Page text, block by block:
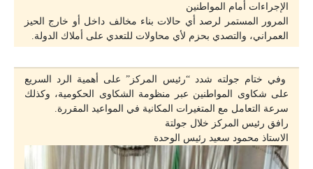
الإجراءات أمام المواطنين
المرور المستمر لرصد أي حالات بناء مخالف داخل أو خارج الحيز
العمراني، والتصدي بحزم لأي محاولات للتعدي على أملاك الدولة.
وفي ختام جولته شدد “رئيس المركز” على أهمية الرد السريع
على شكاوى المواطنين عبر منظومة الشكاوى الحكومية، وكذلك
سرعة التعامل مع المتغيرات المكانية في المواعيد المقررة.
رافق رئيس المركز خلال جولتة
الاستاذ محمود سعيد رئيس الوحدة